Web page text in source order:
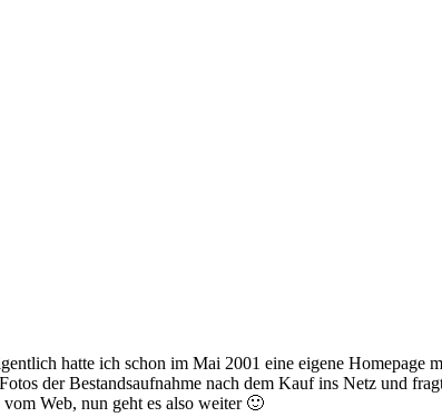
hatte ich schon im Mai 2001 eine eigene Homepage
der Bestandsaufnahme nach dem Kauf ins Netz und
Web, nun geht es also weiter 🙂